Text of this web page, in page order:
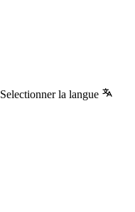
Selectionner la langue